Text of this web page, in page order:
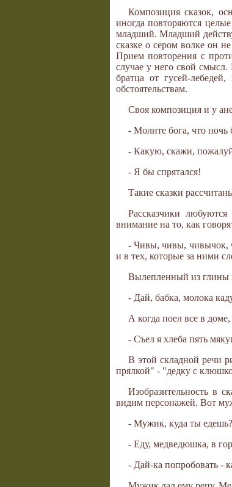
Композиция сказок,
иногда повторяются
младший. Младший
сказке о сером волке он
Прием повторения с
случае у него свой смысл.
братца от гусей-
обстоятельствам.
Своя композиция и у
- Молите бога, что ночь
- Какую, скажи,
- Я бы спрятался!
Такие сказки
Рассказчики
внимание на то, как
- Чивы, чивы, чивычок,
и в тех, которые за ними
Вылепленный из глины
- Дай, бабка, молока
А когда поел все в
- Съел я хлеба пять
В этой складной речи
прялкой" - "дедку с
Изобразительность в
видим персонажей. Вот
- Мужик, куда ты едешь?
- Еду, медведюшка, в
- Дай-ка попробовать -